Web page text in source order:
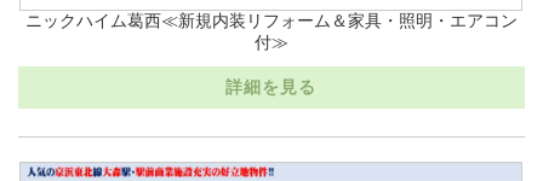
ニックハイム葛西≪新規内装リフォーム＆家具・照明・エアコン
付≫
詳細を見る